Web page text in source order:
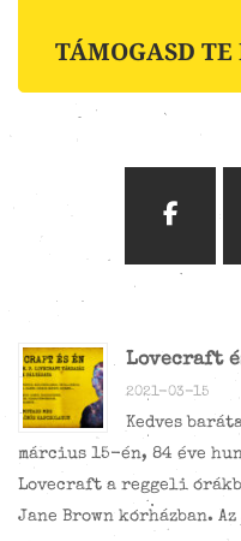
TÁMOGASD
Lovecraft
2021-03-15
Kedves
március 15-én, 84 éve
Lovecraft a reggeli
Jane Brown kórházban.